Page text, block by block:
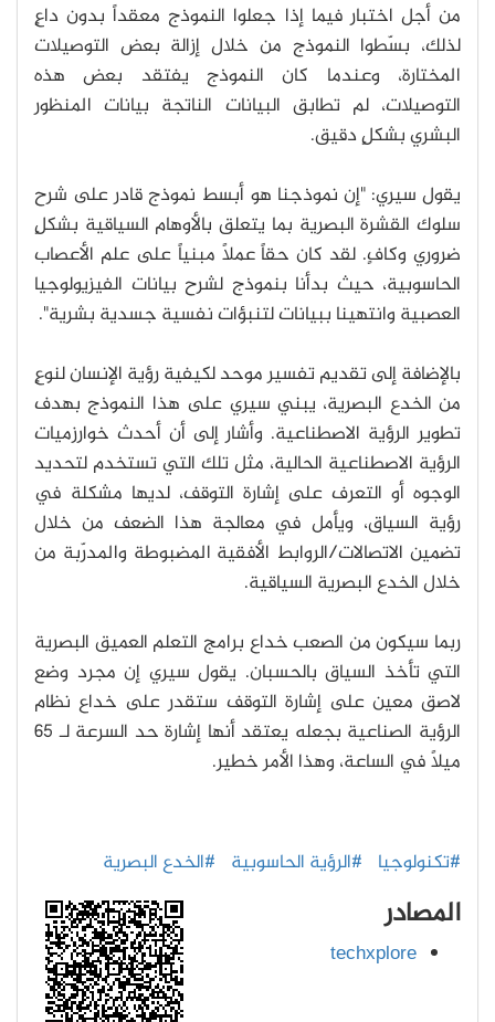
من أجل اختبار فيما إذا جعلوا النموذج معقداً بدون داعٍ
لذلك، بسّطوا النموذج من خلال إزالة بعض التوصيلات
المختارة، وعندما كان النموذج يفتقد بعض هذه
التوصيلات، لم تطابق البيانات الناتجة بيانات المنظور
البشري بشكلٍ دقيق.
يقول سيري: "إن نموذجنا هو أبسط نموذج قادر على شرح
سلوك القشرة البصرية بما يتعلق بالأوهام السياقية بشكلٍ
ضروري وكافٍ. لقد كان حقاً عملاً مبنياً على علم الأعصاب
الحاسوبية، حيث بدأنا بنموذج لشرح بيانات الفيزيولوجيا
العصبية وانتهينا ببيانات لتنبؤات نفسية جسدية بشرية".
بالإضافة إلى تقديم تفسير موحد لكيفية رؤية الإنسان لنوعٍ
من الخدع البصرية، يبني سيري على هذا النموذج بهدف
تطوير الرؤية الاصطناعية. وأشار إلى أن أحدث خوارزميات
الرؤية الاصطناعية الحالية، مثل تلك التي تستخدم لتحديد
الوجوه أو التعرف على إشارة التوقف، لديها مشكلة في
رؤية السياق، ويأمل في معالجة هذا الضعف من خلال
تضمين الاتصالات/الروابط الأفقية المضبوطة والمدرّبة من
خلال الخدع البصرية السياقية.
ربما سيكون من الصعب خداع برامج التعلم العميق البصرية
التي تأخذ السياق بالحسبان. يقول سيري إن مجرد وضع
لاصق معين على إشارة التوقف ستقدر على خداع نظام
الرؤية الصناعية بجعله يعتقد أنها إشارة حد السرعة لـ 65
ميلاً في الساعة، وهذا الأمر خطير.
#تكنولوجيا #الرؤية الحاسوبية #الخدع البصرية
المصادر
techxplore